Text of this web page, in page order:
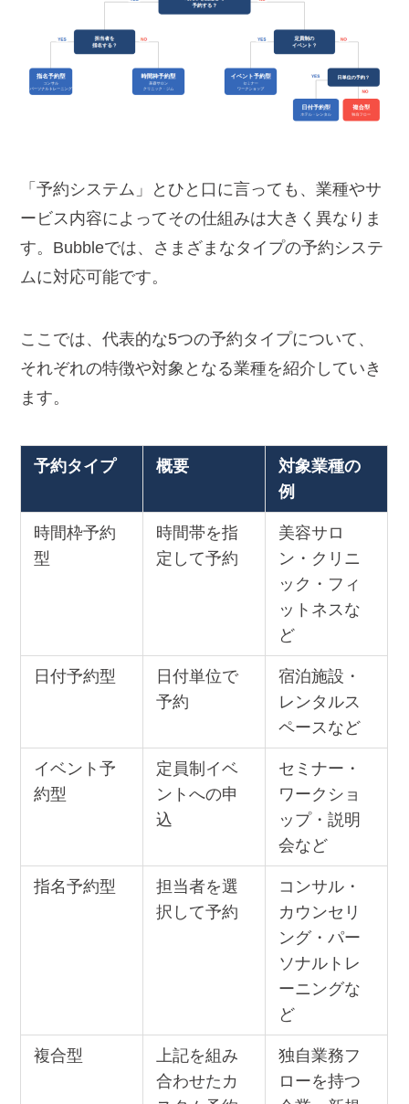
「予約システム」とひと口に言っても、業種やサ
ービス内容によってその仕組みは大きく異なりま
す。Bubbleでは、さまざまなタイプの予約システ
ムに対応可能です。
ここでは、代表的な5つの予約タイプについて、
それぞれの特徴や対象となる業種を紹介していき
ます。
予約タイプ 概要
対象業種の
例
時間枠予約
型
時間帯を指
定して予約
美容サロ
ン・クリニ
ック・フィ
ットネスな
ど
日付予約型
日付単位で
予約
宿泊施設・
レンタルス
ペースなど
イベント予
約型
定員制イベ
ントへの申
込
セミナー・
ワークショ
ップ・説明
会など
指名予約型
担当者を選
択して予約
コンサル・
カウンセリ
ング・パー
ソナルトレ
ーニングな
ど
複合型
上記を組み
合わせたカ
独自業務フ
ローを持つ